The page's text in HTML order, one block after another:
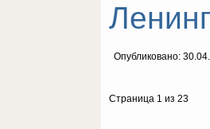
Опубликовано:
Страница 1 из 23